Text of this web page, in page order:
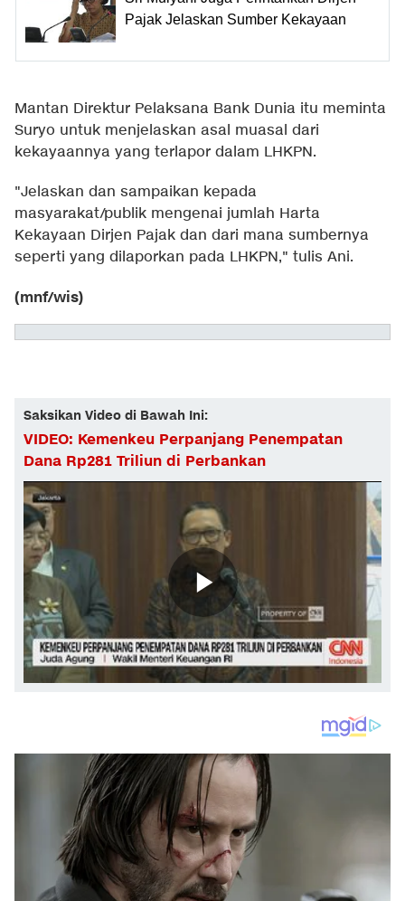
Pajak Jelaskan Sumber Kekayaan
Mantan Direktur Pelaksana Bank Dunia itu meminta
Suryo untuk menjelaskan asal muasal dari
kekayaannya yang terlapor dalam LHKPN.
"Jelaskan dan sampaikan kepada
masyarakat/publik mengenai jumlah Harta
Kekayaan Dirjen Pajak dan dari mana sumbernya
seperti yang dilaporkan pada LHKPN," tulis Ani.
(mnf/wis)
Saksikan Video di Bawah Ini:
VIDEO: Kemenkeu Perpanjang Penempatan
Dana Rp281 Triliun di Perbankan